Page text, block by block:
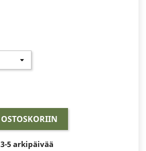
OSTOSKORIIN
3-5 arkipäivää